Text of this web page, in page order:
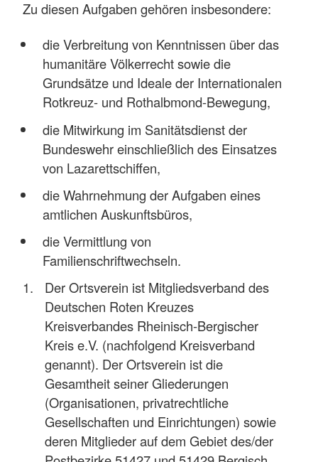
Zu diesen Aufgaben gehören insbesondere:
die Verbreitung von Kenntnissen über das
humanitäre Völkerrecht sowie die
Grundsätze und Ideale der Internationalen
Rotkreuz- und Rothalbmond-Bewegung,
die Mitwirkung im Sanitätsdienst der
Bundeswehr einschließlich des Einsatzes
von Lazarettschiffen,
die Wahrnehmung der Aufgaben eines
amtlichen Auskunftsbüros,
die Vermittlung von
Familienschriftwechseln.
Der Ortsverein ist Mitgliedsverband des
Deutschen Roten Kreuzes
Kreisverbandes Rheinisch-Bergischer
Kreis e.V. (nachfolgend Kreisverband
genannt). Der Ortsverein ist die
Gesamtheit seiner Gliederungen
(Organisationen, privatrechtliche
Gesellschaften und Einrichtungen) sowie
deren Mitglieder auf dem Gebiet des/der